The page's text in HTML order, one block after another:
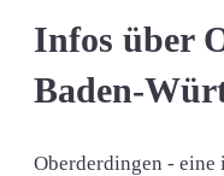
Infos über
Baden-
Oberderdingen -